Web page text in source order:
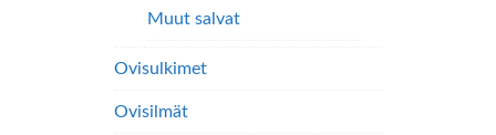
Muut salvat
Ovisulkimet
Ovisilmät